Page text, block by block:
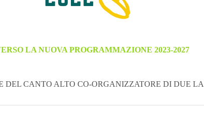
LA NUOVA PROGRAMMAZIONE 2023-2027
DEL CANTO ALTO CO-ORGANIZZATORE DI DUE